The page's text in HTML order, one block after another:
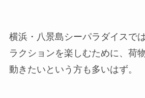
横浜・八景島シーパラダイスで
ラクションを楽しむために、荷
動きたいという方も多いはず。